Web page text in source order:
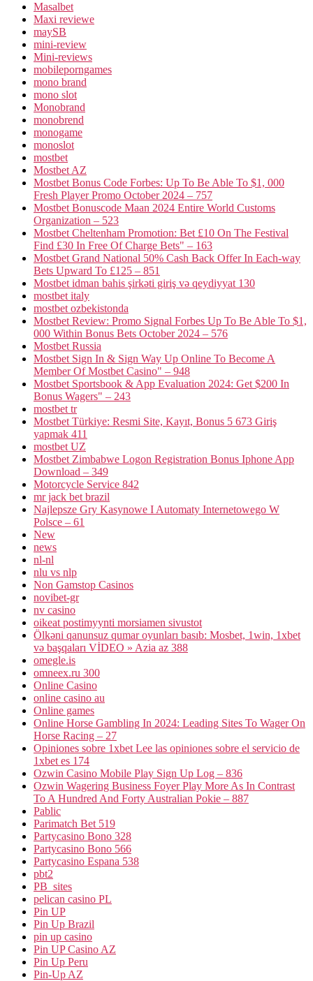
Masalbet
Maxi reviewe
maySB
mini-review
Mini-reviews
mobileporngames
mono brand
mono slot
Monobrand
monobrend
monogame
monoslot
mostbet
Mostbet AZ
Mostbet Bonus Code Forbes: Up To Be Able To $1, 000
Fresh Player Promo October 2024 – 757
Mostbet Bonuscode Maan 2024 Entire World Customs
Organization – 523
Mostbet Cheltenham Promotion: Bet £10 On The Festival
Find £30 In Free Of Charge Bets" – 163
Mostbet Grand National 50% Cash Back Offer In Each-way
Bets Upward To £125 – 851
Mostbet idman bahis şirkəti giriş və qeydiyyat 130
mostbet italy
mostbet ozbekistonda
Mostbet Review: Promo Signal Forbes Up To Be Able To $1,
000 Within Bonus Bets October 2024 – 576
Mostbet Russia
Mostbet Sign In & Sign Way Up Online To Become A
Member Of Mostbet Casino" – 948
Mostbet Sportsbook & App Evaluation 2024: Get $200 In
Bonus Wagers" – 243
mostbet tr
Mostbet Türkiye: Resmi Site, Kayıt, Bonus 5 673 Giriş
yapmak 411
mostbet UZ
Mostbet Zimbabwe Logon Registration Bonus Iphone App
Download – 349
Motorcycle Service 842
mr jack bet brazil
Najlepsze Gry Kasynowe I Automaty Internetowego W
Polsce – 61
New
news
nl-nl
nlu vs nlp
Non Gamstop Casinos
novibet-gr
nv casino
oikeat postimyynti morsiamen sivustot
Ölkəni qanunsuz qumar oyunları basıb: Mosbet, 1win, 1xbet
və başqaları VİDEO » Azia az 388
omegle.is
omneex.ru 300
Online Casino
online casino au
Online games
Online Horse Gambling In 2024: Leading Sites To Wager On
Horse Racing – 27
Opiniones sobre 1xbet Lee las opiniones sobre el servicio de
1xbet es 174
Ozwin Casino Mobile Play Sign Up Log – 836
Ozwin Wagering Business Foyer Play More As In Contrast
To A Hundred And Forty Australian Pokie – 887
Pablic
Parimatch Bet 519
Partycasino Bono 328
Partycasino Bono 566
Partycasino Espana 538
pbt2
PB_sites
pelican casino PL
Pin UP
Pin Up Brazil
pin up casino
Pin UP Casino AZ
Pin Up Peru
Pin-Up AZ